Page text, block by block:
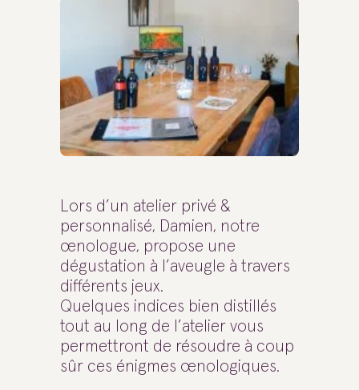
Lors d’un atelier privé &
personnalisé, Damien, notre
œnologue, propose une
dégustation à l’aveugle à travers
différents jeux.
Quelques indices bien distillés
tout au long de l’atelier vous
permettront de résoudre à coup
sûr ces énigmes œnologiques.